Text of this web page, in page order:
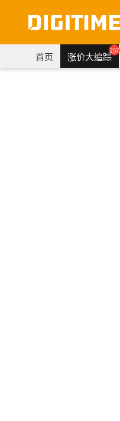
首页 涨价大追踪257